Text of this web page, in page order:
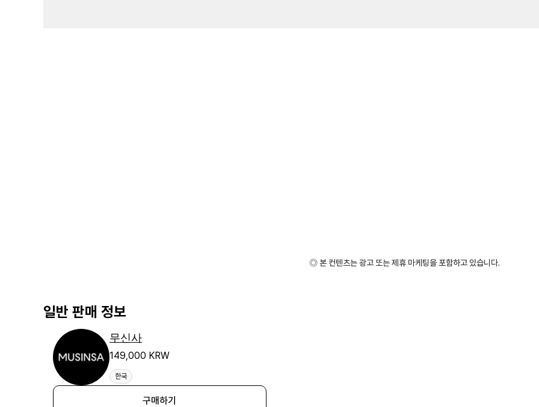
◎ 본 컨텐츠는 광고 또는 제휴 마케팅을 포함하고 있습니다.
일반 판매 정보
무신사
149,000 KRW
한국
구매하기